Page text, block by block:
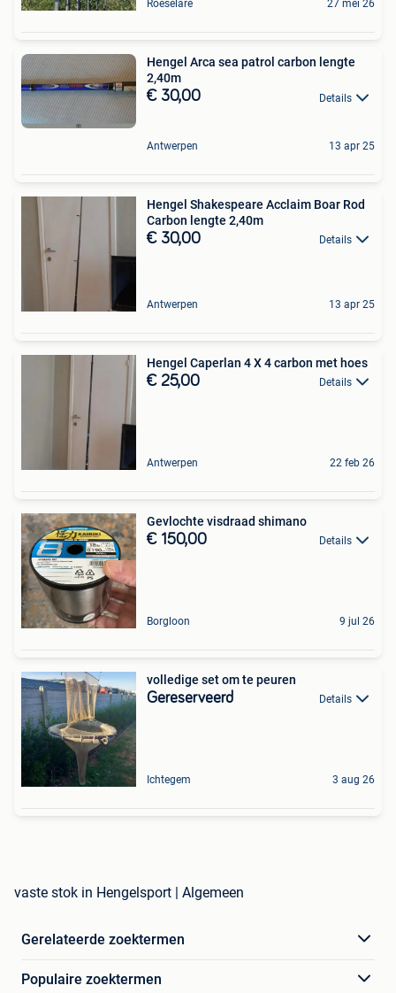
Roeselare 27 mei 26
Hengel Arca sea patrol carbon lengte
2,40m
€ 30,00 Details
Antwerpen 13 apr 25
Hengel Shakespeare Acclaim Boar Rod
Carbon lengte 2,40m
€ 30,00 Details
Antwerpen 13 apr 25
Hengel Caperlan 4 X 4 carbon met hoes
€ 25,00 Details
Antwerpen 22 feb 26
Gevlochte visdraad shimano
€ 150,00 Details
Borgloon 9 jul 26
volledige set om te peuren
Gereserveerd Details
Ichtegem 3 aug 26
vaste stok in Hengelsport | Algemeen
Gerelateerde zoektermen
Populaire zoektermen